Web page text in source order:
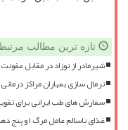
تازه ترین مطالب
شیرمادر از نوزاد در مقابل
نرمال سازی بمباران مراکز
سفارش های طب ایرانی برای
غذای ناسالم عامل مرگ ۱ و پنج دهم میلیون نفر در جهان